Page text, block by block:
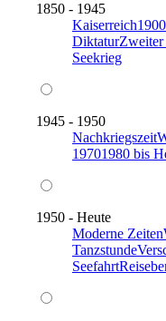
1850 - 1945
Kaiserreich
DiktaturZweiter
Seekrieg
1945 - 1950
Nachkriegszeit
19701980 bis
1950 - Heute
Moderne Zeiten
Tanzstunde
Seefahrt